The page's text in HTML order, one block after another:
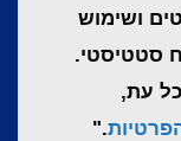
ושימוש
סטטיסטי.
עת,
."